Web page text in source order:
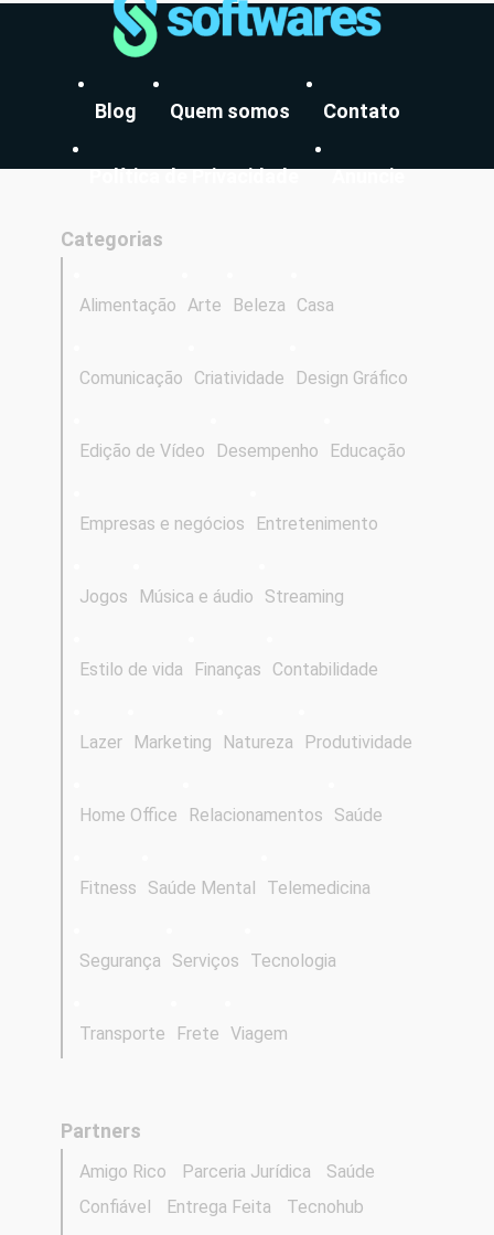
Blog Quem somos Contato
Política de Privacidade Anuncie
Categorias
Alimentação Arte Beleza Casa
Comunicação Criatividade Design Gráfico
Edição de Vídeo Desempenho Educação
Empresas e negócios Entretenimento
Jogos Música e áudio Streaming
Estilo de vida Finanças Contabilidade
Lazer Marketing Natureza Produtividade
Home Office Relacionamentos Saúde
Fitness Saúde Mental Telemedicina
Segurança Serviços Tecnologia
Transporte Frete Viagem
Partners
Amigo Rico Parceria Jurídica
Saúde
Confiável
Entrega Feita
Tecnohub